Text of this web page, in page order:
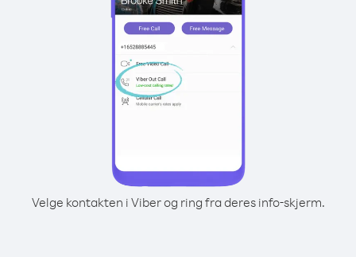
Velge kontakten i Viber og ring fra deres info-skjerm.